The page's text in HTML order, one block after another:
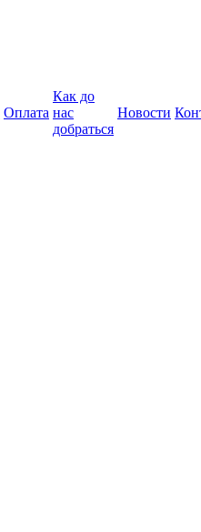
Оплата
Как до
нас
добраться
Новости